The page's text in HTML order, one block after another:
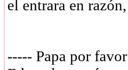
el entrara en
----- Papa por